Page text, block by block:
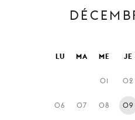
LU MA ME JE
01 02
06 07 08 09